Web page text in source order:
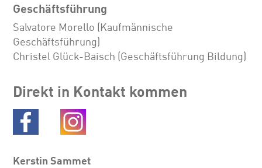
Geschäftsführung
Salvatore Morello (Kaufmännische
Geschäftsführung)
Christel Glück-Baisch (Geschäftsführung Bildung)
Direkt in Kontakt kommen
Kerstin Sammet